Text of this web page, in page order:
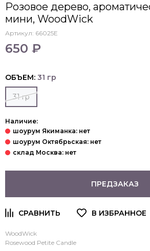
Розовое дерево,
мини, WoodWick
Артикул: 66025E
650 ₽
ОБЪЕМ: 31 гр
31 гр
Наличие:
ПРЕДЗАКАЗ
WoodWick
Rosewood Petite Candle